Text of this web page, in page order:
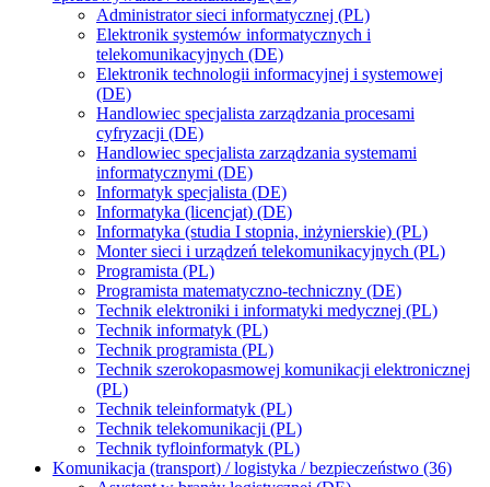
Administrator sieci informatycznej (PL)
Elektronik systemów informatycznych i
telekomunikacyjnych (DE)
Elektronik technologii informacyjnej i systemowej
(DE)
Handlowiec specjalista zarządzania procesami
cyfryzacji (DE)
Handlowiec specjalista zarządzania systemami
informatycznymi (DE)
Informatyk specjalista (DE)
Informatyka (licencjat) (DE)
Informatyka (studia I stopnia, inżynierskie) (PL)
Monter sieci i urządzeń telekomunikacyjnych (PL)
Programista (PL)
Programista matematyczno-techniczny (DE)
Technik elektroniki i informatyki medycznej (PL)
Technik informatyk (PL)
Technik programista (PL)
Technik szerokopasmowej komunikacji elektronicznej
(PL)
Technik teleinformatyk (PL)
Technik telekomunikacji (PL)
Technik tyfloinformatyk (PL)
Komunikacja (transport) / logistyka / bezpieczeństwo (36)